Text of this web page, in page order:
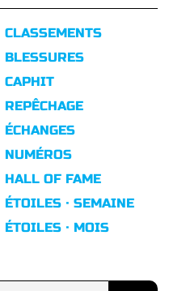
CLASSEMENTS
BLESSURES
CAPHIT
REPÊCHAGE
ÉCHANGES
NUMÉROS
HALL OF FAME
ÉTOILES · SEMAINE
ÉTOILES · MOIS